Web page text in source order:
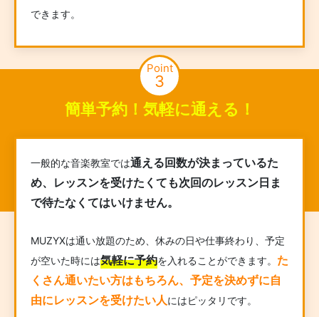
できます。
Point
3
簡単予約！気軽に通える！
一般的な音楽教室では通える回数が決まっているた
め、レッスンを受けたくても次回のレッスン日ま
で待たなくてはいけません。
MUZYXは通い放題のため、休みの日や仕事終わり、予定
が空いた時には気軽に予約を入れることができます。 た
くさん通いたい方はもちろん、予定を決めずに自
由にレッスンを受けたい人にはピッタリです。